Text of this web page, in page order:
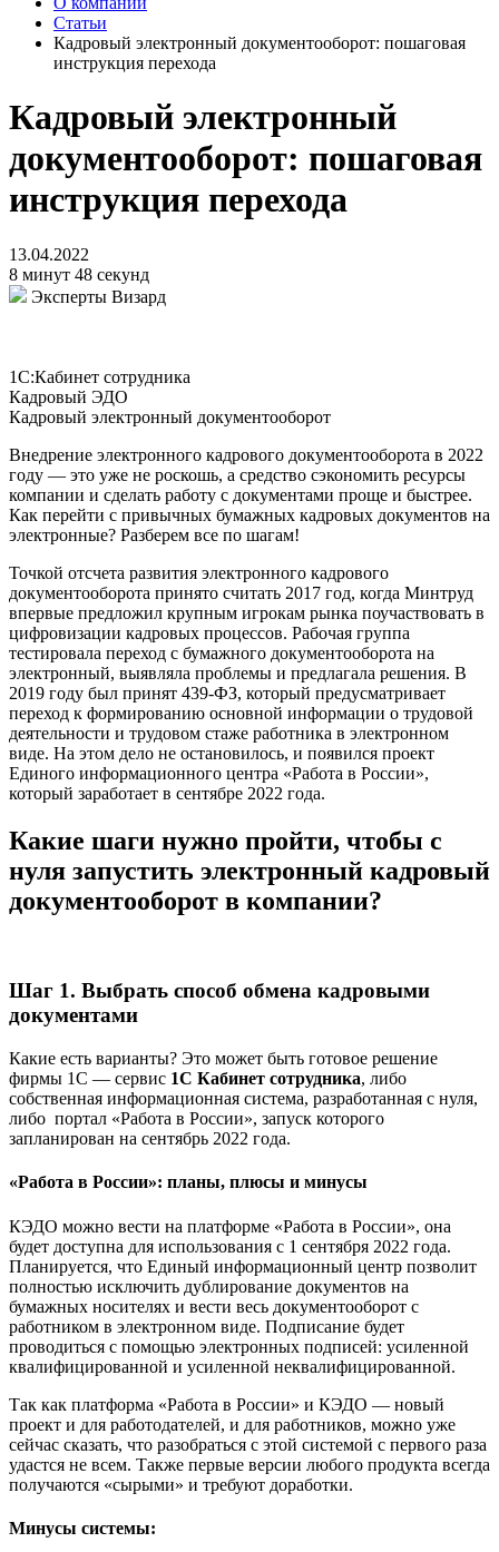
Статьи
Кадровый электронный документооборот: пошаговая
инструкция перехода
Кадровый электронный
документооборот: пошаговая
инструкция перехода
13.04.2022
8 минут 48 секунд
Эксперты Визард
1С:Кабинет сотрудника
Кадровый ЭДО
Кадровый электронный документооборот
Внедрение электронного кадрового документооборота в 2022
году — это уже не роскошь, а средство сэкономить ресурсы
компании и сделать работу с документами проще и быстрее.
Как перейти с привычных бумажных кадровых документов на
электронные? Разберем все по шагам!
Точкой отсчета развития электронного кадрового
документооборота принято считать 2017 год, когда Минтруд
впервые предложил крупным игрокам рынка поучаствовать в
цифровизации кадровых процессов. Рабочая группа
тестировала переход с бумажного документооборота на
электронный, выявляла проблемы и предлагала решения. В
2019 году был принят 439-ФЗ, который предусматривает
переход к формированию основной информации о трудовой
деятельности и трудовом стаже работника в электронном
виде. На этом дело не остановилось, и появился проект
Единого информационного центра «Работа в России»,
который заработает в сентябре 2022 года.
Какие шаги нужно пройти, чтобы с
нуля запустить электронный кадровый
документооборот в компании?
Шаг 1. Выбрать способ обмена кадровыми
документами
Какие есть варианты? Это может быть готовое решение
фирмы 1С — сервис 1С Кабинет сотрудника, либо
собственная информационная система, разработанная с нуля,
либо портал «Работа в России», запуск которого
запланирован на сентябрь 2022 года.
«Работа в России»: планы, плюсы и минусы
КЭДО можно вести на платформе «Работа в России», она
будет доступна для использования с 1 сентября 2022 года.
Планируется, что Единый информационный центр позволит
полностью исключить дублирование документов на
бумажных носителях и вести весь документооборот с
работником в электронном виде. Подписание будет
проводиться с помощью электронных подписей: усиленной
квалифицированной и усиленной неквалифицированной.
Так как платформа «Работа в России» и КЭДО — новый
проект и для работодателей, и для работников, можно уже
сейчас сказать, что разобраться с этой системой с первого раза
удастся не всем. Также первые версии любого продукта всегда
получаются «сырыми» и требуют доработки.
Минусы системы: